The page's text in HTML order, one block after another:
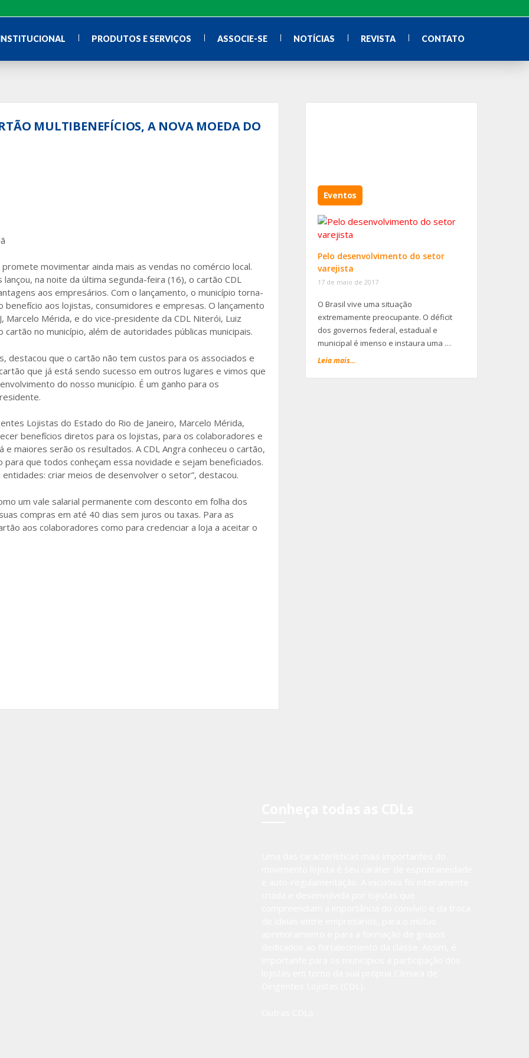
PRODUTOS E SERVIÇOS ASSOCIE-SE NOTÍCIAS REVISTA CONTATO
MULTIBENEFÍCIOS, A NOVA MOEDA DO
movimentar ainda mais as vendas no comércio local.
lançou, na noite da última segunda-feira (16), o cartão CDL
aos empresários. Com o lançamento, o município torna-
aos lojistas, consumidores e empresas. O lançamento
Marcelo Mérida, e do vice-presidente da CDL Niterói, Luiz
no município, além de autoridades públicas municipais.
destacou que o cartão não tem custos para os associados e
que já está sendo sucesso em outros lugares e vimos que
do nosso município. É um ganho para os
Lojistas do Estado do Rio de Janeiro, Marcelo Mérida,
benefícios diretos para os lojistas, para os colaboradores e
maiores serão os resultados. A CDL Angra conheceu o cartão,
que todos conheçam essa novidade e sejam beneficiados.
criar meios de desenvolver o setor”, destacou.
um vale salarial permanente com desconto em folha dos
compras em até 40 dias sem juros ou taxas. Para as
aos colaboradores como para credenciar a loja a aceitar o
Eventos
Pelo desenvolvimento do setor
varejista
17 de maio de 2017
O Brasil vive uma situação
extremamente preocupante. O déficit
dos governos federal, estadual e
municipal é imenso e instaura uma …
Leia mais...